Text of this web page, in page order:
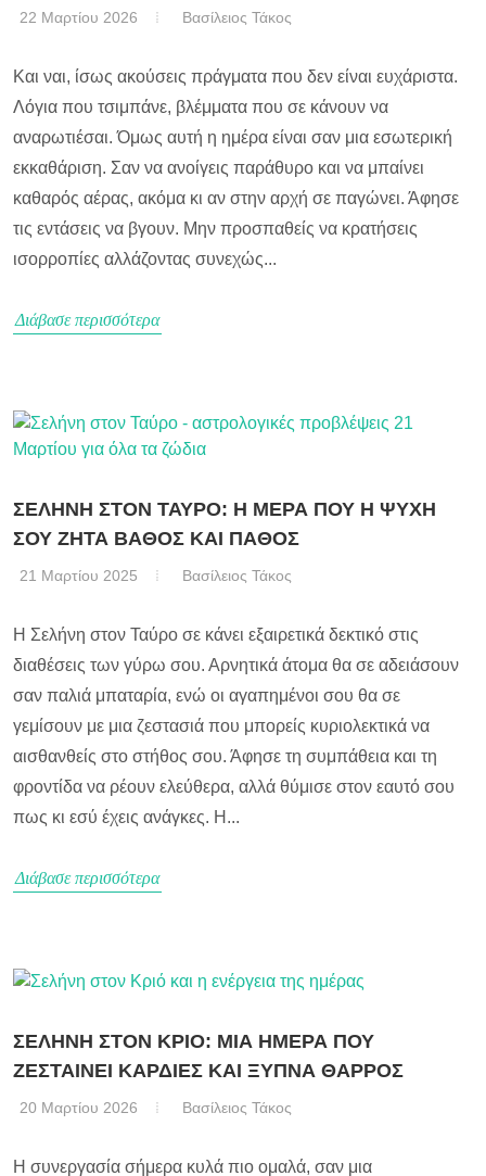
22 Μαρτίου 2026 Βασίλειος Τάκος
Και ναι, ίσως ακούσεις πράγματα που δεν είναι ευχάριστα.
Λόγια που τσιμπάνε, βλέμματα που σε κάνουν να
αναρωτιέσαι. Όμως αυτή η ημέρα είναι σαν μια εσωτερική
εκκαθάριση. Σαν να ανοίγεις παράθυρο και να μπαίνει
καθαρός αέρας, ακόμα κι αν στην αρχή σε παγώνει. Άφησε
τις εντάσεις να βγουν. Μην προσπαθείς να κρατήσεις
ισορροπίες αλλάζοντας συνεχώς...
Διάβασε περισσότερα
ΣΕΛΗΝΗ ΣΤΟΝ ΤΑΥΡΟ: Η ΜΕΡΑ ΠΟΥ Η ΨΥΧΗ
ΣΟΥ ΖΗΤΑ ΒΑΘΟΣ ΚΑΙ ΠΑΘΟΣ
21 Μαρτίου 2025 Βασίλειος Τάκος
Η Σελήνη στον Ταύρο σε κάνει εξαιρετικά δεκτικό στις
διαθέσεις των γύρω σου. Αρνητικά άτομα θα σε αδειάσουν
σαν παλιά μπαταρία, ενώ οι αγαπημένοι σου θα σε
γεμίσουν με μια ζεστασιά που μπορείς κυριολεκτικά να
αισθανθείς στο στήθος σου. Άφησε τη συμπάθεια και τη
φροντίδα να ρέουν ελεύθερα, αλλά θύμισε στον εαυτό σου
πως κι εσύ έχεις ανάγκες. Η...
Διάβασε περισσότερα
ΣΕΛΗΝΗ ΣΤΟΝ ΚΡΙΟ: ΜΙΑ ΗΜΕΡΑ ΠΟΥ
ΖΕΣΤΑΙΝΕΙ ΚΑΡΔΙΕΣ ΚΑΙ ΞΥΠΝΑ ΘΑΡΡΟΣ
20 Μαρτίου 2026 Βασίλειος Τάκος
Η συνεργασία σήμερα κυλά πιο ομαλά, σαν μια